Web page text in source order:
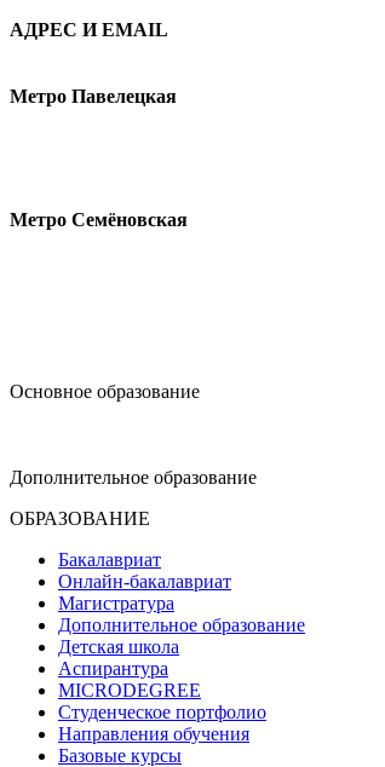
АДРЕС И EMAIL
Метро Павелецкая
Метро Семёновская
Основное образование
Дополнительное образование
ОБРАЗОВАНИЕ
Бакалавриат
Онлайн-бакалавриат
Магистратура
Дополнительное образование
Детская школа
Аспирантура
MICRODEGREE
Студенческое портфолио
Направления обучения
Базовые курсы